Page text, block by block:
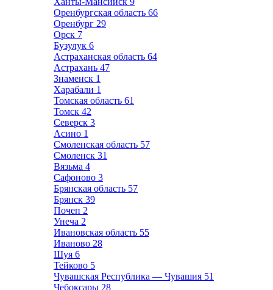
Оренбургская область 66
Оренбург 29
Орск 7
Бузулук 6
Астраханская область 64
Астрахань 47
Знаменск 1
Харабали 1
Томская область 61
Томск 42
Северск 3
Асино 1
Смоленская область 57
Смоленск 31
Вязьма 4
Сафоново 3
Брянская область 57
Брянск 39
Почеп 2
Унеча 2
Ивановская область 55
Иваново 28
Шуя 6
Тейково 5
Чувашская Республика — Чувашия 51
Чебоксары 28